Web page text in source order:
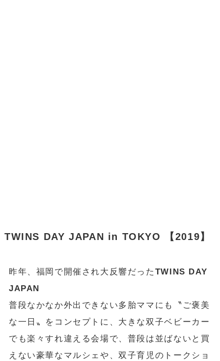
TWINS DAY JAPAN in TOKYO 【2019】
昨年、福岡で開催され大反響だった TWINS DAY
JAPAN
普段なかなか外出できない多胎ママにも〝ご褒美
な一日〟をコンセプトに、大きな双子ベビーカー
でも楽々すれ違える会場で、普段は並ばないと買
えない豪華なマルシェや、双子育児のトークショ